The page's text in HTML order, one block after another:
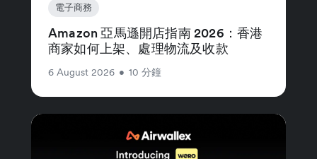
電子商務
Amazon 亞馬遜開店指南 2026：香港
商家如何上架、處理物流及收款
6 August 2026 • 10 分鐘